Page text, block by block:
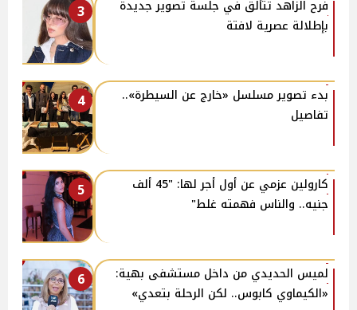
3
فرح الزاهد تتألق في جلسة تصوير جديدة
بإطلالة عصرية لافتة
4
بدء تصوير مسلسل «خارج عن السيطرة»..
تفاصيل
5
كارولين عزمي عن أول أجر لها: "45 ألف
جنيه.. والناس فهمته غلط"
6
لميس الحديدي من داخل مستشفى بهية:
«الكيماوي كابوس.. لكن الرحلة بتعدي»